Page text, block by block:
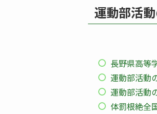
運動部活
長野県高等
運動部活動
運動部活動
体罰根絶全